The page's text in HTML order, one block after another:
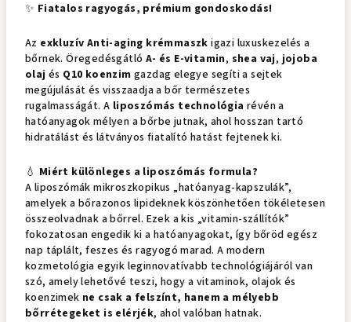
✨ Fiatalos ragyogás, prémium gondoskodás!
Az exkluzív Anti-aging krémmaszk igazi luxuskezelés a
bőrnek. Öregedésgátló A- és E-vitamin, shea vaj,jojoba
olaj és Q10 koenzim gazdag elegye segíti a sejtek
megújulását és visszaadja a bőr természetes
rugalmasságát. A liposzómás technológia révén a
hatóanyagok mélyen a bőrbe jutnak, ahol hosszan tartó
hidratálást és látványos fiatalító hatást fejtenek ki.
💧 Miért különleges a liposzómás formula?
A liposzómák mikroszkopikus „hatóanyag-kapszulák”,
amelyek a bőrazonos lipideknek köszönhetően tökéletesen
összeolvadnak a bőrrel. Ezek a kis „vitamin-szállítók”
fokozatosan engedik ki a hatóanyagokat, így bőröd egész
nap táplált, feszes és ragyogó marad. A modern
kozmetológia egyik leginnovatívabb technológiájáról van
szó, amely lehetővé teszi, hogy a vitaminok, olajok és
koenzimek ne csak a felszínt, hanem a mélyebb
bőrrétegeket is elérjék, ahol valóban hatnak.